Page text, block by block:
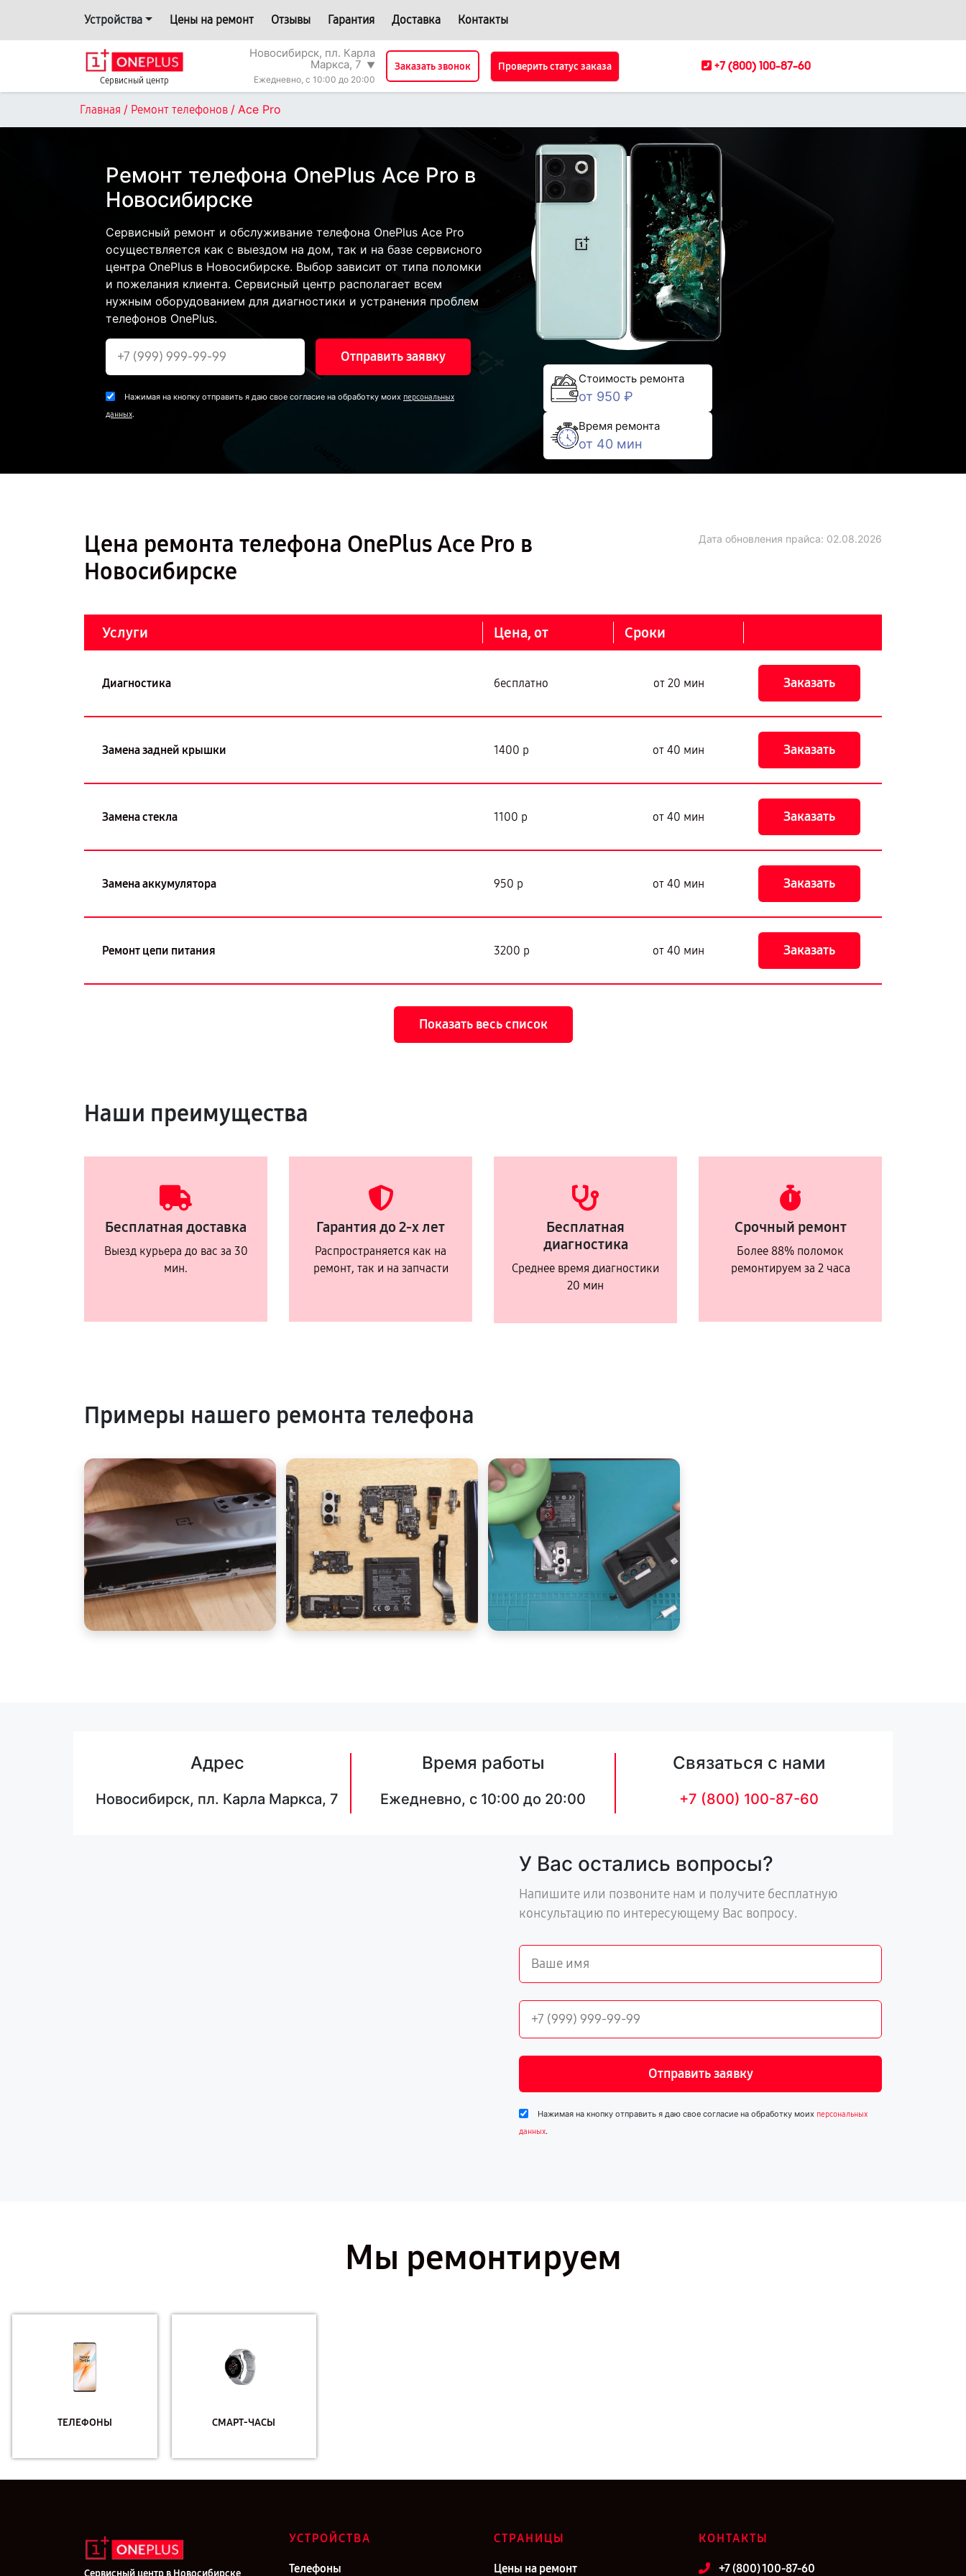
Устройства Цены на ремонт Отзывы Гарантия Доставка Контакты
Сервисный центр
Новосибирск, пл. Карла
Маркса, 7 ▼
Ежедневно, с 10:00 до 20:00
Заказать звонок Проверить статус заказа +7 (800) 100-87-60
Главная / Ремонт телефонов / Ace Pro
Ремонт телефона OnePlus Ace Pro в
Новосибирске
Сервисный ремонт и обслуживание телефона OnePlus Ace Pro
осуществляется как с выездом на дом, так и на базе сервисного
центра OnePlus в Новосибирске. Выбор зависит от типа поломки
и пожелания клиента. Сервисный центр располагает всем
нужным оборудованием для диагностики и устранения проблем
телефонов OnePlus.
Отправить заявку
Нажимая на кнопку отправить я даю свое согласие на обработку моих персональных
данных.
Стоимость ремонта
от 950 ₽
Время ремонта
от 40 мин
Цена ремонта телефона OnePlus Ace Pro в
Новосибирске
Дата обновления прайса: 02.08.2026
Услуги Цена, от Сроки
Диагностика бесплатно от 20 мин Заказать
Замена задней крышки 1400 р от 40 мин Заказать
Замена стекла 1100 р от 40 мин Заказать
Замена аккумулятора 950 р от 40 мин Заказать
Ремонт цепи питания 3200 р от 40 мин Заказать
Показать весь список
Наши преимущества
Бесплатная доставка
Выезд курьера до вас за 30
мин.
Гарантия до 2-х лет
Распространяется как на
ремонт, так и на запчасти
Бесплатная
диагностика
Среднее время диагностики
20 мин
Срочный ремонт
Более 88% поломок
ремонтируем за 2 часа
Примеры нашего ремонта телефона
Адрес
Новосибирск, пл. Карла Маркса, 7
Время работы
Ежедневно, с 10:00 до 20:00
Связаться с нами
+7 (800) 100-87-60
У Вас остались вопросы?
Напишите или позвоните нам и получите бесплатную
консультацию по интересующему Вас вопросу.
Отправить заявку
Нажимая на кнопку отправить я даю свое согласие на обработку моих персональных
данных.
Мы ремонтируем
ТЕЛЕФОНЫ СМАРТ-ЧАСЫ
Сервисный центр в Новосибирске
УСТРОЙСТВА
Телефоны
СТРАНИЦЫ
Цены на ремонт
КОНТАКТЫ
+7 (800) 100-87-60